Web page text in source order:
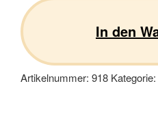
Menge
In den
Artikelnummer: 918 Kategorie: